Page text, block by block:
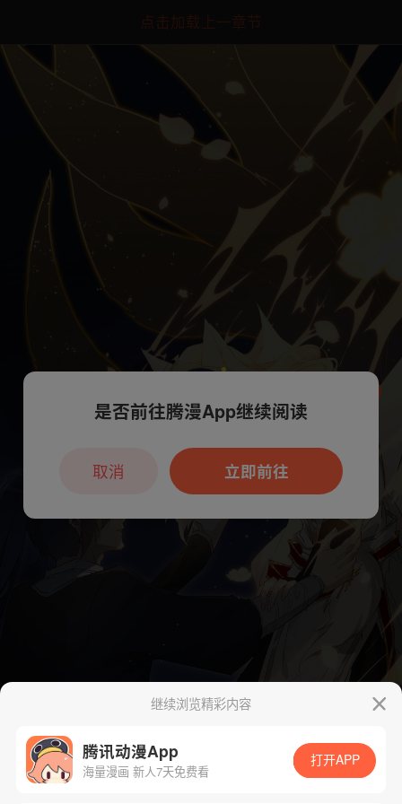
点击加载上一章节
App免费看
继续浏览精彩内容
腾讯动漫App
海量漫画 新人7天免费看
打开APP
本章节仅支持App阅读，可打开App新用
户7天免费看
是否前往腾漫App继续阅读
立即前往
取消